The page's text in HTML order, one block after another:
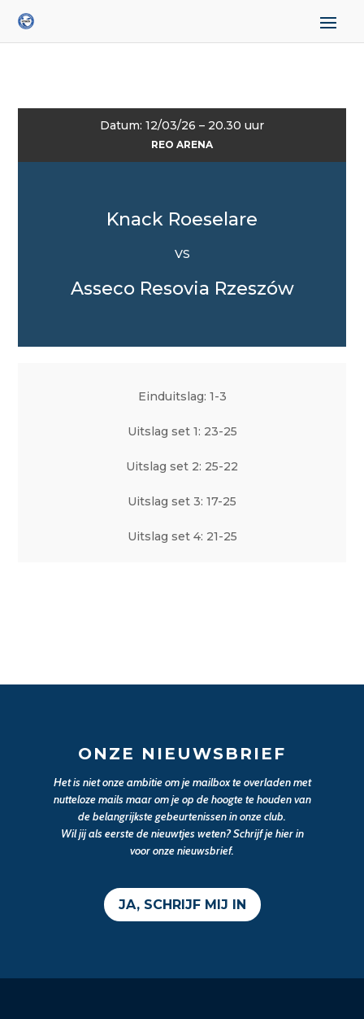
Datum: 12/03/26 – 20.30 uur
REO ARENA
Knack Roeselare
VS
Asseco Resovia Rzeszów
Einduitslag: 1-3
Uitslag set 1: 23-25
Uitslag set 2: 25-22
Uitslag set 3: 17-25
Uitslag set 4: 21-25
ONZE NIEUWSBRIEF
Het is niet onze ambitie om je mailbox te overladen met
nutteloze mails maar om je op de hoogte te houden van
de belangrijkste gebeurtenissen in onze club.
Wil jij als eerste de nieuwtjes weten? Schrijf je hier in
voor onze nieuwsbrief.
JA, SCHRIJF MIJ IN